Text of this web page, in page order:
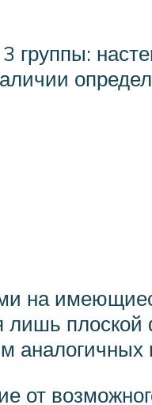
группы:
на
лишь
аналогичных
от